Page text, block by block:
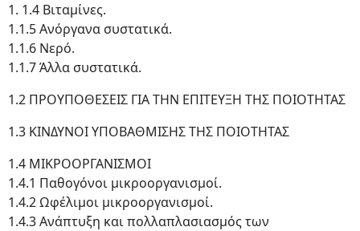
1. 1.4 Βιταμίνες.
1.1.5 Ανόργανα συστατικά.
1.1.6 Νερό.
1.1.7 Άλλα συστατικά.
1.2 ΠΡΟΥΠΟΘΕΣΕΙΣ ΓΙΑ ΤΗΝ ΕΠΙΤΕΥΞΗ ΤΗΣ ΠΟΙΟΤΗΤΑΣ
1.3 ΚΙΝΔΥΝΟΙ ΥΠΟΒΑΘΜΙΣΗΣ ΤΗΣ ΠΟΙΟΤΗΤΑΣ
1.4 ΜΙΚΡΟΟΡΓΑΝΙΣΜΟΙ
1.4.1 Παθογόνοι μικροοργανισμοί.
1.4.2 Ωφέλιμοι μικροοργανισμοί.
1.4.3 Ανάπτυξη και πολλαπλασιασμός των